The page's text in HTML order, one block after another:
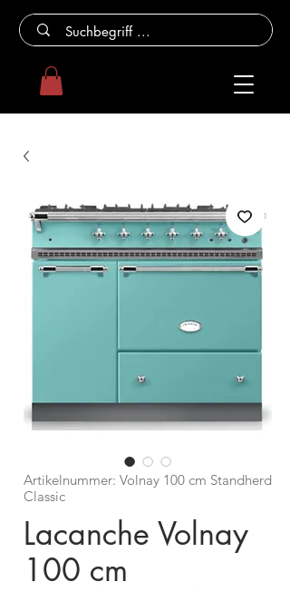
Artikelnummer: Volnay 100 cm Standherd
Classic
Lacanche Volnay
100 cm